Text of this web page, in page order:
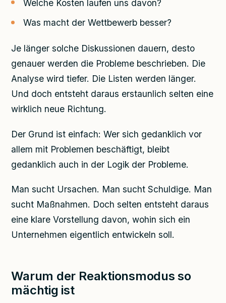
Welche Kosten laufen uns davon?
Was macht der Wettbewerb besser?
Je länger solche Diskussionen dauern, desto
genauer werden die Probleme beschrieben. Die
Analyse wird tiefer. Die Listen werden länger.
Und doch entsteht daraus erstaunlich selten eine
wirklich neue Richtung.
Der Grund ist einfach: Wer sich gedanklich vor
allem mit Problemen beschäftigt, bleibt
gedanklich auch in der Logik der Probleme.
Man sucht Ursachen. Man sucht Schuldige. Man
sucht Maßnahmen. Doch selten entsteht daraus
eine klare Vorstellung davon, wohin sich ein
Unternehmen eigentlich entwickeln soll.
Warum der Reaktionsmodus so
mächtig ist